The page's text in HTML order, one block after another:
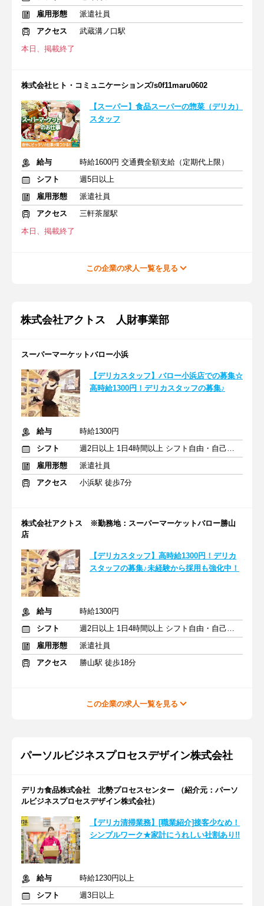
雇用形態
派遣社員
アクセス
武蔵溝ノ口駅
本日、掲載終了
株式会社ヒト・コミュニケーションズ/s0f11maru0602
【スーパー】食品スーパーの惣菜（デリカ）
スタッフ
給与
時給1600円 交通費全額支給（定期代上限）
シフト
週5日以上
雇用形態
派遣社員
アクセス
三軒茶屋駅
本日、掲載終了
この企業の求人一覧を見る
株式会社アクトス 人財事業部
スーパーマーケットバロー小浜
【デリカスタッフ】バロー小浜店での募集☆
高時給1300円！デリカスタッフの募集♪
給与
時給1300円
シフト
週2日以上 1日4時間以上 シフト自由・自己申告
雇用形態
派遣社員
アクセス
小浜駅 徒歩7分
株式会社アクトス ※勤務地：スーパーマーケットバロー勝山
店
【デリカスタッフ】高時給1300円！デリカ
スタッフの募集♪未経験から採用も強化中！
給与
時給1300円
シフト
週2日以上 1日4時間以上 シフト自由・自己申告
雇用形態
派遣社員
アクセス
勝山駅 徒歩18分
この企業の求人一覧を見る
パーソルビジネスプロセスデザイン株式会社
デリカ食品株式会社 北勢プロセスセンター （紹介元：パーソ
ルビジネスプロセスデザイン株式会社）
【デリカ清掃業務】[職業紹介]接客少なめ！
シンプルワーク★家計にうれしい社割あり!!
給与
時給1230円以上
シフト
週3日以上